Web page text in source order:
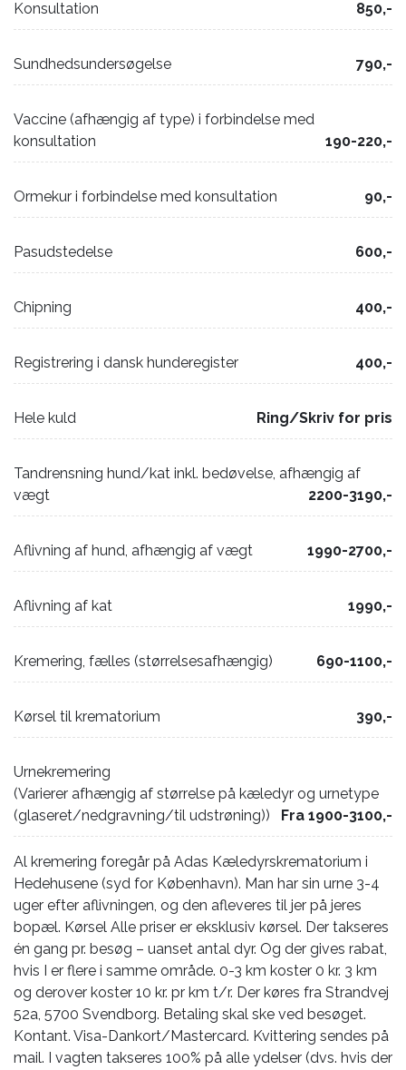
Konsultation 850,-
Sundhedsundersøgelse 790,-
Vaccine (afhængig af type) i forbindelse med
konsultation
190-220,-
Ormekur i forbindelse med konsultation 90,-
Pasudstedelse 600,-
Chipning 400,-
Registrering i dansk hunderegister 400,-
Hele kuld Ring/Skriv for pris
Tandrensning hund/kat inkl. bedøvelse, afhængig af
vægt
2200-3190,-
Aflivning af hund, afhængig af vægt 1990-2700,-
Aflivning af kat 1990,-
Kremering, fælles (størrelsesafhængig) 690-1100,-
Kørsel til krematorium 390,-
Urnekremering
(Varierer afhængig af størrelse på kæledyr og urnetype
(glaseret/nedgravning/til udstrøning))
Fra 1900-3100,-
Al kremering foregår på Adas Kæledyrskrematorium i
Hedehusene (syd for København). Man har sin urne 3-4
uger efter aflivningen, og den afleveres til jer på jeres
bopæl. Kørsel Alle priser er eksklusiv kørsel. Der takseres
én gang pr. besøg – uanset antal dyr. Og der gives rabat,
hvis I er flere i samme område. 0-3 km koster 0 kr. 3 km
og derover koster 10 kr. pr km t/r. Der køres fra Strandvej
52a, 5700 Svendborg. Betaling skal ske ved besøget.
Kontant. Visa-Dankort/Mastercard. Kvittering sendes på
mail. I vagten takseres 100% på alle ydelser (dvs. hvis der